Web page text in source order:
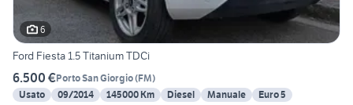
6
Ford Fiesta 1.5 Titanium TDCi
6.500 €Porto San Giorgio(FM)
Usato
09/2014 145000 Km Diesel Manuale Euro 5